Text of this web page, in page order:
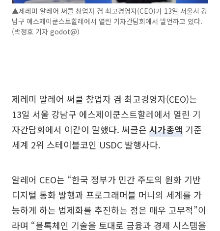
▲제레미 알레어 써클 창업자 겸 최고경영자(CEO)가 13일 서울시 강
남구 에스제이쿤스트할레에서 열린 기자간담회에서 발언하고 있다.
(박정호 기자 godot@)
제레미 알레어 써클 창업자 겸 최고경영자(CEO)는
13일 서울 강남구 에스제이쿤스트할레에서 열린 기
자간담회에서 이같이 말했다. 써클은 시가총액 기준
세계 2위 스테이블코인 USDC 발행사다.
알레어 CEO는 “한국 정부가 민간 주도의 원화 기반
디지털 통화 발행과 프로그래머블 머니의 세계를 가
능하게 하는 법제화를 추진하는 점은 매우 고무적”이
라며 “블록체인 기술을 토대로 금융과 경제 시스템을